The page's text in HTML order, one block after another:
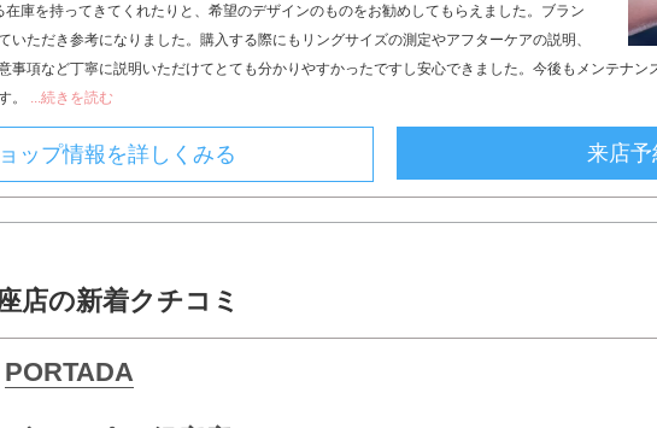
在庫を持ってきてくれたりと、希望のデザインのものをお勧めしてもらえました。ブラン
いただき参考になりました。購入する際にもリングサイズの測定やアフターケアの説明、
事項など丁寧に説明いただけてとても分かりやすかったですし安心できました。今後もメンテナ
。
...続きを読む
ップ情報を詳しくみる 来店
店の新着クチコミ
PORTADA